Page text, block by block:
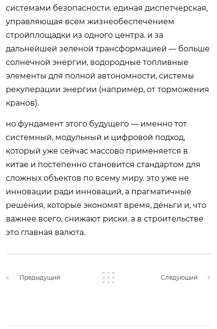
системами безопасности. единая диспетчерская,
управляющая всем жизнеобеспечением
стройплощадки из одного центра. и за
дальнейшей зеленой трансформацией — больше
солнечной энергии, водородные топливные
элементы для полной автономности, системы
рекуперации энергии (например, от торможения
кранов).
но фундамент этого будущего — именно тот
системный, модульный и цифровой подход,
который уже сейчас массово применяется в
китае и постепенно становится стандартом для
сложных объектов по всему миру. это уже не
инновации ради инноваций, а прагматичные
решения, которые экономят время, деньги и, что
важнее всего, снижают риски. а в строительстве
это главная валюта.
Предыдущий Следующий